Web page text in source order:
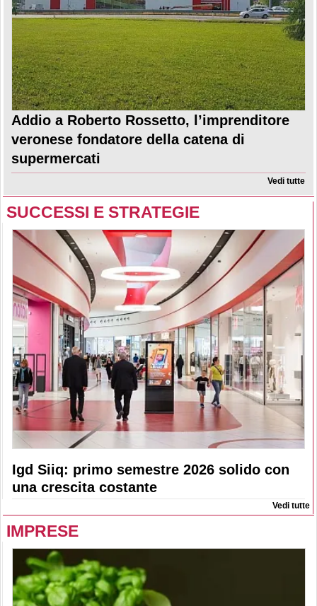
Addio a Roberto Rossetto, l’imprenditore
veronese fondatore della catena di
supermercati
Vedi tutte
SUCCESSI E STRATEGIE
Igd Siiq: primo semestre 2026 solido con
una crescita costante
Vedi tutte
IMPRESE